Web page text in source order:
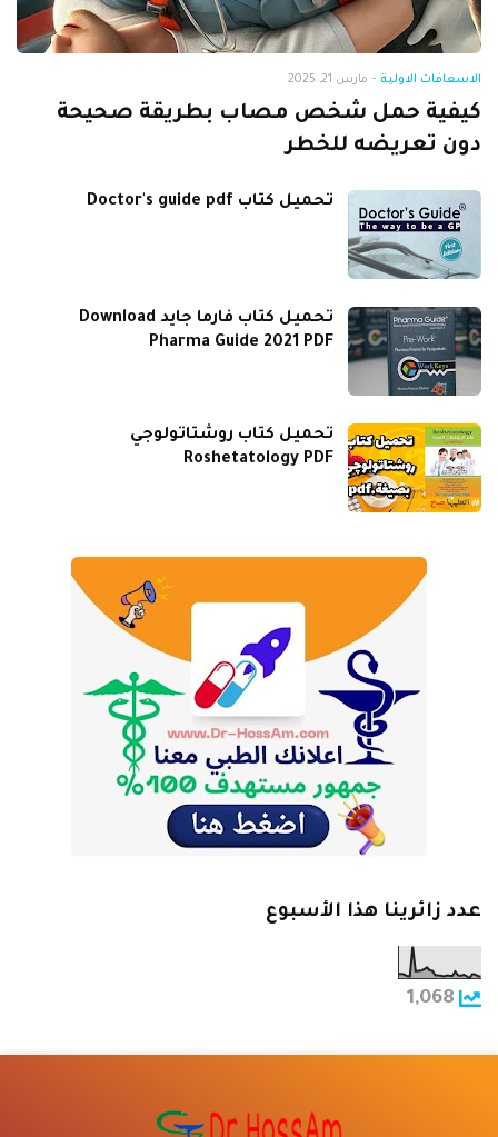
الاسعافات الاولية - مارس 21, 2025
كيفية حمل شخص مصاب بطريقة صحيحة
دون تعريضه للخطر
تحميل كتاب Doctor's guide pdf
تحميل كتاب فارما جايد Download
Pharma Guide 2021 PDF
تحميل كتاب روشتاتولوجي
Roshetatology PDF
عدد زائرينا هذا الأسبوع
1,068